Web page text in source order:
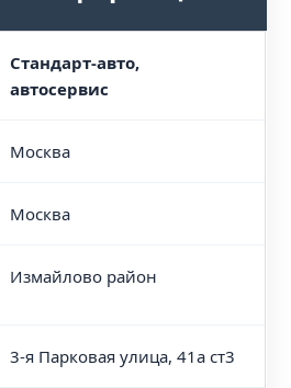
Стандарт-авто,
автосервис
Москва
Москва
Измайлово район
3-я Парковая улица, 41а ст3